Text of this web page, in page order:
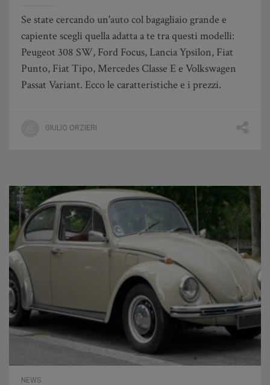
Se state cercando un'auto col bagagliaio grande e
capiente scegli quella adatta a te tra questi modelli:
Peugeot 308 SW, Ford Focus, Lancia Ypsilon, Fiat
Punto, Fiat Tipo, Mercedes Classe E e Volkswagen
Passat Variant. Ecco le caratteristiche e i prezzi.
GIULIO ORZIERI
NEWS